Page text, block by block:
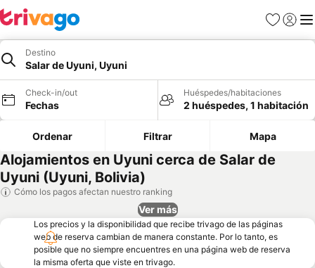
Favoritos
Iniciar
Destino
Salar de Uyuni, Uyuni
Check-in/out
Fechas
Huéspedes/habitaciones
2 huéspedes, 1 habitación
Ordenar Filtrar Mapa
Alojamientos en Uyuni cerca de Salar de
Uyuni (Uyuni, Bolivia)
Cómo los pagos afectan nuestro ranking
Ver más
Los precios y la disponibilidad que recibe trivago de las páginas
web de reserva cambian de manera constante. Por lo tanto, es
posible que no siempre encuentres en una página web de reserva
la misma oferta que viste en trivago.